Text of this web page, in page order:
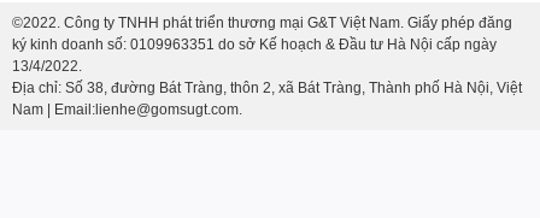
Ứng dụng trang trí đa dạng
Phòng khách:tạo điểm nhấn nghệ thuật, làm bừng sáng
©2022. Công ty TNHH phát triển thương mại G&T Việt Nam. Giấy phép đăng
ký kinh doanh số: 0109963351 do sở Kế hoạch & Đầu tư Hà Nội cấp ngày
13/4/2022.
Địa chỉ: Số 38, đường Bát Tràng, thôn 2, xã Bát Tràng, Thành phố Hà Nội, Việt
Nam | Email:lienhe@gomsugt.com.